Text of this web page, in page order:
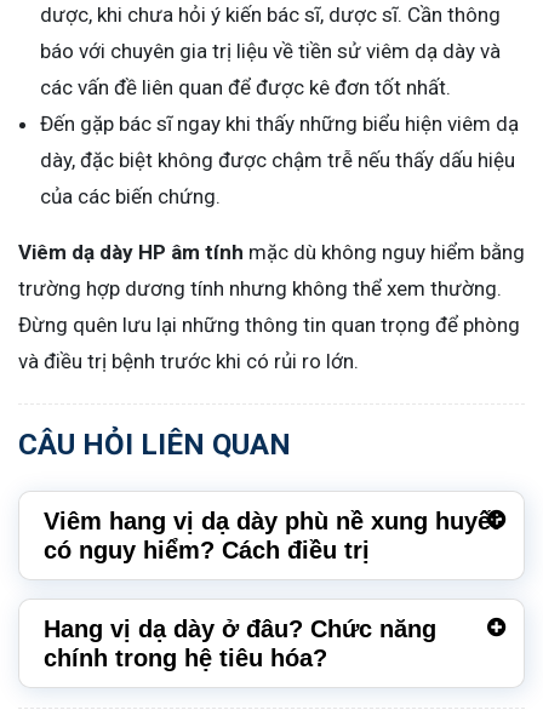
dược, khi chưa hỏi ý kiến bác sĩ, dược sĩ. Cần thông
báo với chuyên gia trị liệu về tiền sử viêm dạ dày và
các vấn đề liên quan để được kê đơn tốt nhất.
Đến gặp bác sĩ ngay khi thấy những biểu hiện viêm dạ
dày, đặc biệt không được chậm trễ nếu thấy dấu hiệu
của các biến chứng.
Viêm dạ dày HP âm tính mặc dù không nguy hiểm bằng
trường hợp dương tính nhưng không thể xem thường.
Đừng quên lưu lại những thông tin quan trọng để phòng
và điều trị bệnh trước khi có rủi ro lớn.
CÂU HỎI LIÊN QUAN
Viêm hang vị dạ dày phù nề xung huyết
có nguy hiểm? Cách điều trị
Hang vị dạ dày ở đâu? Chức năng
chính trong hệ tiêu hóa?